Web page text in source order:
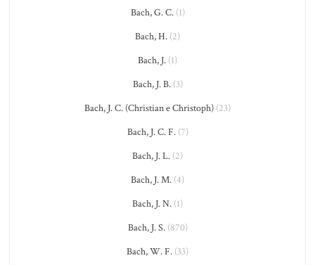
Bach, G. C.(1)
Bach, H. (2)
Bach, J. (1)
Bach, J. B.(3)
Bach, J. C. (Christian e Christoph) (23)
Bach, J. C. F.(7)
Bach, J. L. (2)
Bach, J. M. (4)
Bach, J. N. (1)
Bach, J. S.(870)
Bach, W. F. (33)